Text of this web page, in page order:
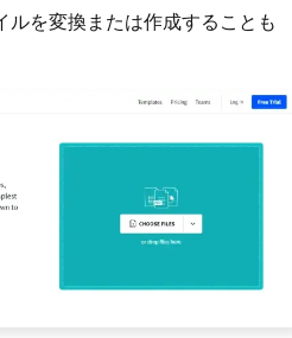
を変換または作成することも